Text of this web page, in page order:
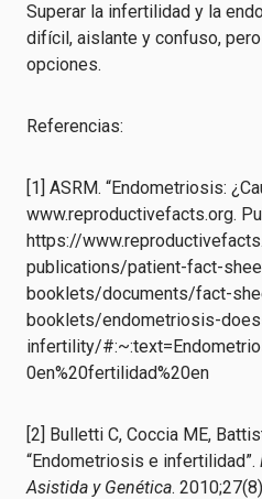
Superar la infertilidad y la
difícil, aislante y confuso,
opciones.
Referencias:
[1] ASRM. “Endometriosis:
www.reproductivefacts.org.
https://
publications/patient-fact-
booklets/documents/fact-
booklets/endometriosis-
infertility/
0en%20fertilidad%20en
[2] Bulletti C, Coccia ME,
“Endometriosis e infertilidad”.
Asistida y Genética.